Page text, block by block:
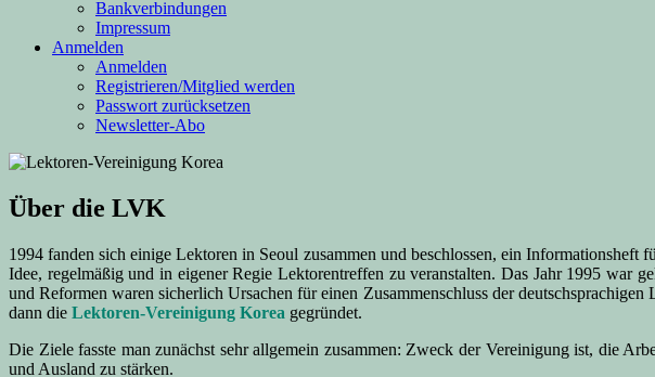
Bankverbindungen
Impressum
Anmelden
Anmelden
Registrieren/Mitglied werden
Passwort zurücksetzen
Newsletter-Abo
Über die LVK
1994 fanden sich einige Lektoren in Seoul zusammen und beschlossen, ein
Idee, regelmäßig und in eigener Regie Lektorentreffen zu veranstalten. Das Jahr 1995 war
und Reformen waren sicherlich Ursachen für einen Zusammenschluss der
dann die Lektoren-Vereinigung Korea gegründet.
Die Ziele fasste man zunächst sehr allgemein zusammen: Zweck der Vereinigung ist, die
und Ausland zu stärken.